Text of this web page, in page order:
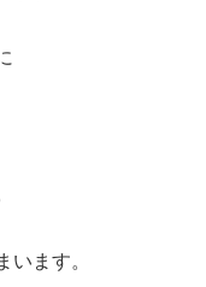
います。